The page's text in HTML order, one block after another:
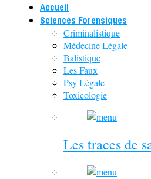
Accueil
Sciences Forensiques
Criminalistique
Médecine Légale
Balistique
Les Faux
Psy Légale
Toxicologie
Les traces de